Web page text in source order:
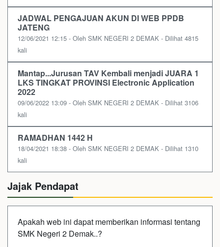
JADWAL PENGAJUAN AKUN DI WEB PPDB
JATENG
12/06/2021 12:15 - Oleh SMK NEGERI 2 DEMAK - Dilihat 4815
kali
Mantap...Jurusan TAV Kembali menjadi JUARA 1
LKS TINGKAT PROVINSI Electronic Application
2022
09/06/2022 13:09 - Oleh SMK NEGERI 2 DEMAK - Dilihat 3106
kali
RAMADHAN 1442 H
18/04/2021 18:38 - Oleh SMK NEGERI 2 DEMAK - Dilihat 1310
kali
Jajak Pendapat
Apakah web ini dapat memberikan informasi tentang
SMK Negeri 2 Demak..?